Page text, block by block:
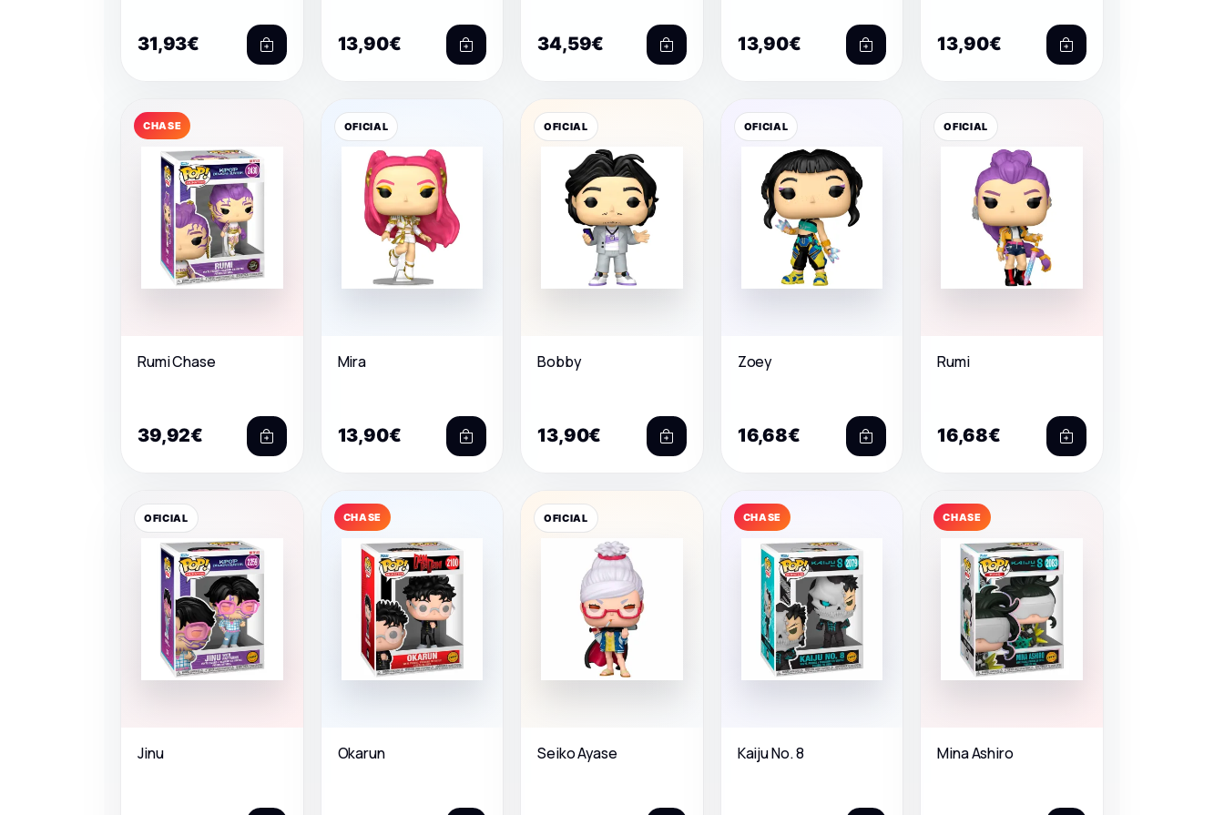
31,93€ 13,90€ 34,59€ 13,90€ 13,90€
CHASE
Rumi Chase
39,92€
OFICIAL
Mira
13,90€
OFICIAL
Bobby
13,90€
OFICIAL
Zoey
16,68€
OFICIAL
Rumi
16,68€
OFICIAL
Jinu
CHASE
Okarun
OFICIAL
Seiko Ayase
CHASE
Kaiju No. 8
CHASE
Mina Ashiro